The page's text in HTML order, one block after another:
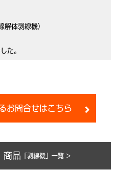
解体剥線機)
た。
お問合せはこちら
商品 「剥線機」一覧 >